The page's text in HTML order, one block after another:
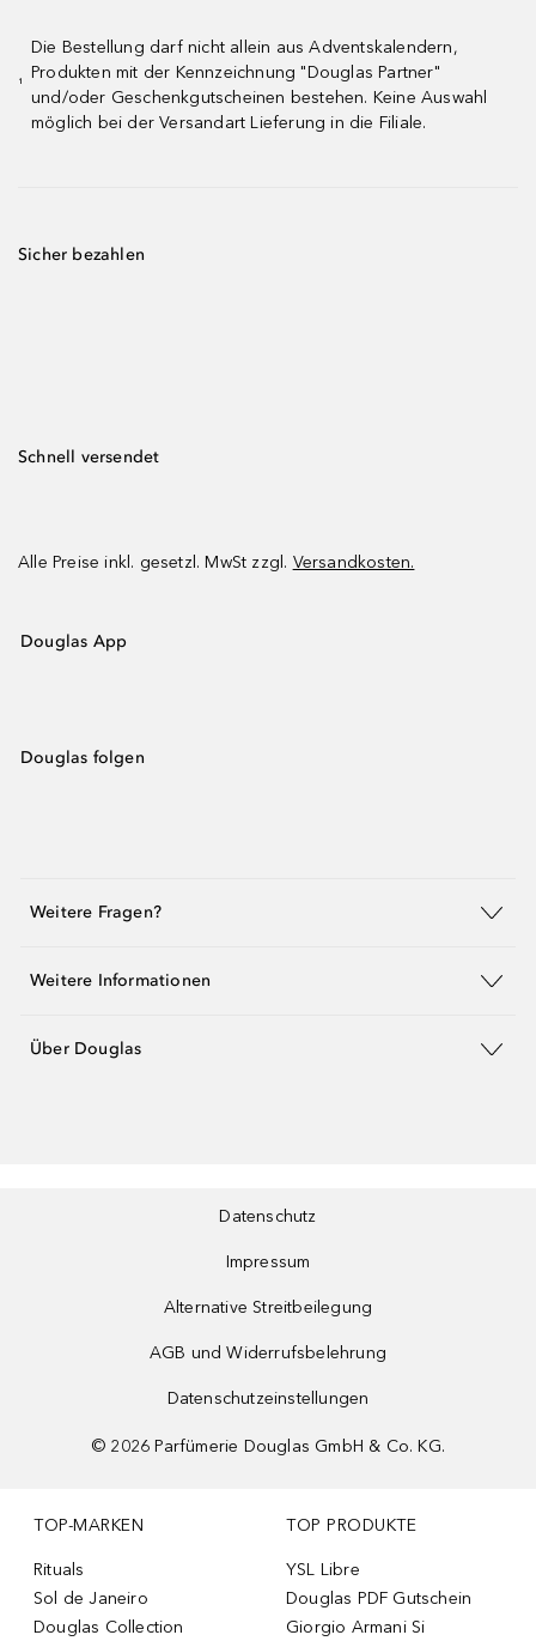
¹
Die Bestellung darf nicht allein aus Adventskalendern,
Produkten mit der Kennzeichnung "Douglas Partner"
und/oder Geschenkgutscheinen bestehen. Keine Auswahl
möglich bei der Versandart Lieferung in die Filiale.
Sicher bezahlen
Schnell versendet
Alle Preise inkl. gesetzl. MwSt zzgl. Versandkosten.
Douglas App
Douglas folgen
Weitere Fragen?
Weitere Informationen
Über Douglas
Datenschutz
Impressum
Alternative Streitbeilegung
AGB und Widerrufsbelehrung
Datenschutzeinstellungen
© 2026 Parfümerie Douglas GmbH & Co. KG.
TOP-MARKEN
Rituals
Sol de Janeiro
Douglas Collection
TOP PRODUKTE
YSL Libre
Douglas PDF Gutschein
Giorgio Armani Si